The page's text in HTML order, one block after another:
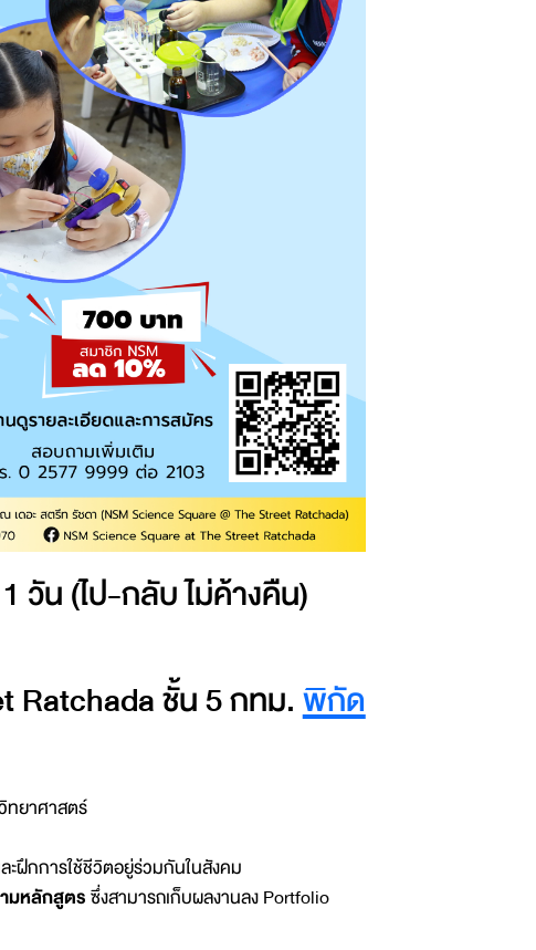
วัน (ไป-กลับ ไม่ค้างคืน)
Ratchada ชั้น 5 กทม.พิกัด
ทยาศาสตร์
ะฝึกการใช้ชีวิตอยู่ร่วมกันในสังคม
มหลักสูตรซึ่งสามารถเก็บผลงานลง Portfolio